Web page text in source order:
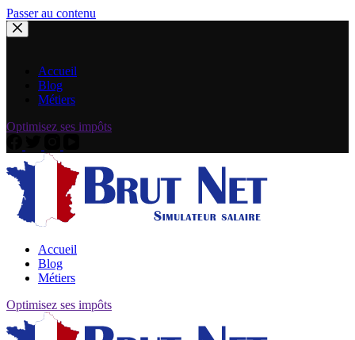
Passer au contenu
Accueil
Blog
Métiers
Optimisez ses impôts
Accueil
Blog
Métiers
Optimisez ses impôts